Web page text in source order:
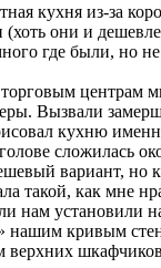
кухня из-за
(хоть они и
где были, но
центрам
Вызвали
кухню
сложилась
вариант, но
такой, как мне
нам установили
нашим кривым